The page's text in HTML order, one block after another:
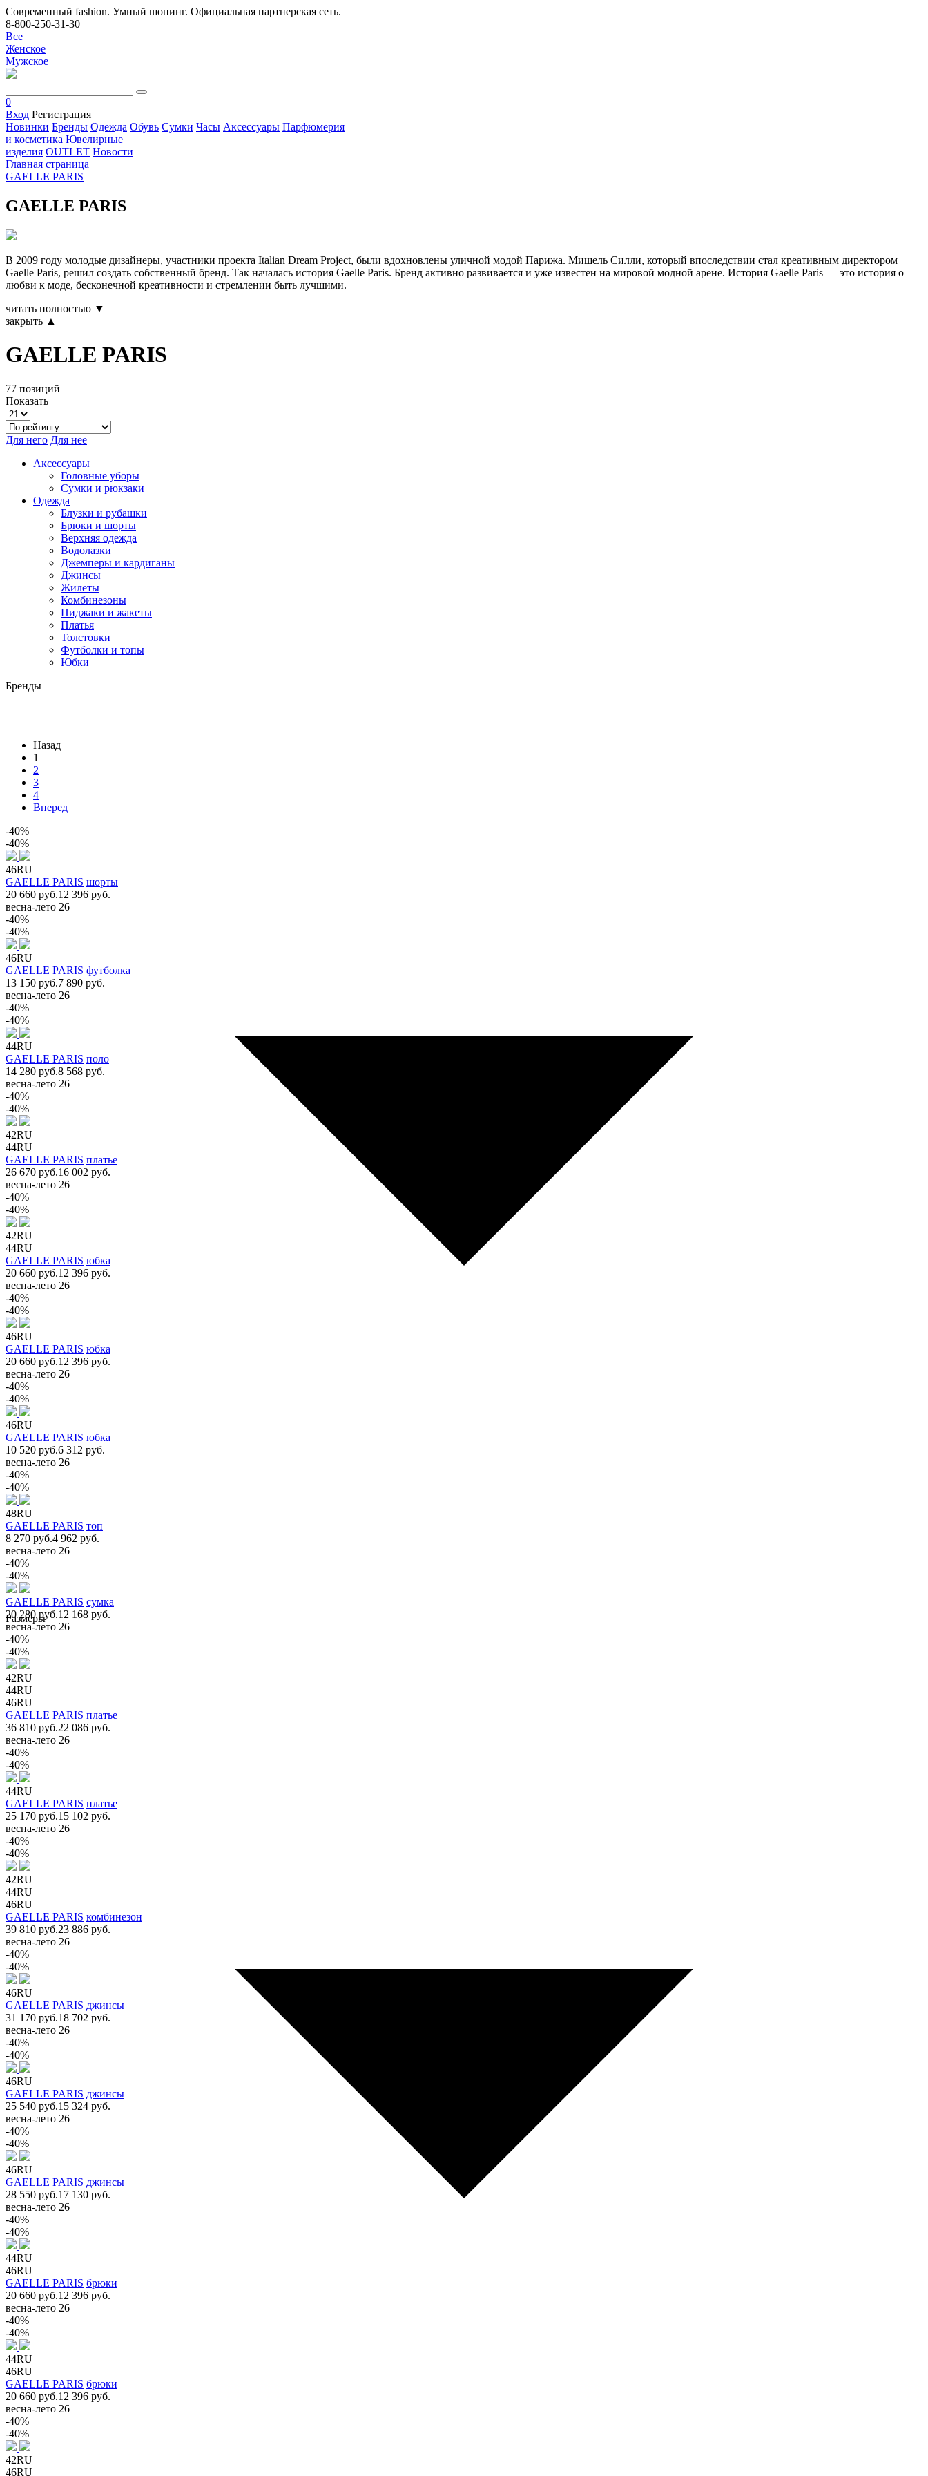
Современный fashion. Умный шопинг. Официальная партнерская сеть.
8-800-250-31-30
Все
Женское
Мужское
0
Вход Регистрация
Новинки Бренды Одежда Обувь Сумки Часы Аксессуары Парфюмерия
и косметика Ювелирные
изделия OUTLET Новости
Главная страница
GAELLE PARIS
GAELLE PARIS
В 2009 году молодые дизайнеры, участники проекта Italian Dream Project, были вдохновлены уличной модой Парижа. Мишель Силли, который впоследствии стал креативным директором
Gaelle Paris, решил создать собственный бренд. Так началась история Gaelle Paris. Бренд активно развивается и уже известен на мировой модной арене. История Gaelle Paris — это история о
любви к моде, бесконечной креативности и стремлении быть лучшими.
читать полностью ▼
закрыть ▲
GAELLE PARIS
77 позиций
Показать
Для него Для нее
Аксессуары
Головные уборы
Сумки и рюкзаки
Одежда
Блузки и рубашки
Брюки и шорты
Верхняя одежда
Водолазки
Джемперы и кардиганы
Джинсы
Жилеты
Комбинезоны
Пиджаки и жакеты
Платья
Толстовки
Футболки и топы
Юбки
Бренды
Размеры
Назад
1
2
3
4
Вперед
-40%
-40%
46RU
GAELLE PARIS шорты
20 660 руб.12 396 руб.
весна-лето 26
-40%
-40%
46RU
GAELLE PARIS футболка
13 150 руб.7 890 руб.
весна-лето 26
-40%
-40%
44RU
GAELLE PARIS поло
14 280 руб.8 568 руб.
весна-лето 26
-40%
-40%
42RU
44RU
GAELLE PARIS платье
26 670 руб.16 002 руб.
весна-лето 26
-40%
-40%
42RU
44RU
GAELLE PARIS юбка
20 660 руб.12 396 руб.
весна-лето 26
-40%
-40%
46RU
GAELLE PARIS юбка
20 660 руб.12 396 руб.
весна-лето 26
-40%
-40%
46RU
GAELLE PARIS юбка
10 520 руб.6 312 руб.
весна-лето 26
-40%
-40%
48RU
GAELLE PARIS топ
8 270 руб.4 962 руб.
весна-лето 26
-40%
-40%
GAELLE PARIS сумка
20 280 руб.12 168 руб.
весна-лето 26
-40%
-40%
42RU
44RU
46RU
GAELLE PARIS платье
36 810 руб.22 086 руб.
весна-лето 26
-40%
-40%
44RU
GAELLE PARIS платье
25 170 руб.15 102 руб.
весна-лето 26
-40%
-40%
42RU
44RU
46RU
GAELLE PARIS комбинезон
39 810 руб.23 886 руб.
весна-лето 26
-40%
-40%
46RU
GAELLE PARIS джинсы
31 170 руб.18 702 руб.
весна-лето 26
-40%
-40%
46RU
GAELLE PARIS джинсы
25 540 руб.15 324 руб.
весна-лето 26
-40%
-40%
46RU
GAELLE PARIS джинсы
28 550 руб.17 130 руб.
весна-лето 26
-40%
-40%
44RU
46RU
GAELLE PARIS брюки
20 660 руб.12 396 руб.
весна-лето 26
-40%
-40%
44RU
46RU
GAELLE PARIS брюки
20 660 руб.12 396 руб.
весна-лето 26
-40%
-40%
42RU
46RU